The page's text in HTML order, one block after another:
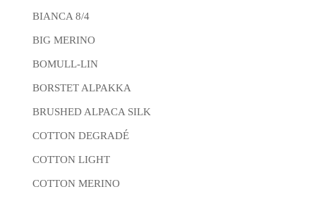
BIANCA 8/4
BIG MERINO
BOMULL-LIN
BORSTET ALPAKKA
BRUSHED ALPACA SILK
COTTON DEGRADÉ
COTTON LIGHT
COTTON MERINO